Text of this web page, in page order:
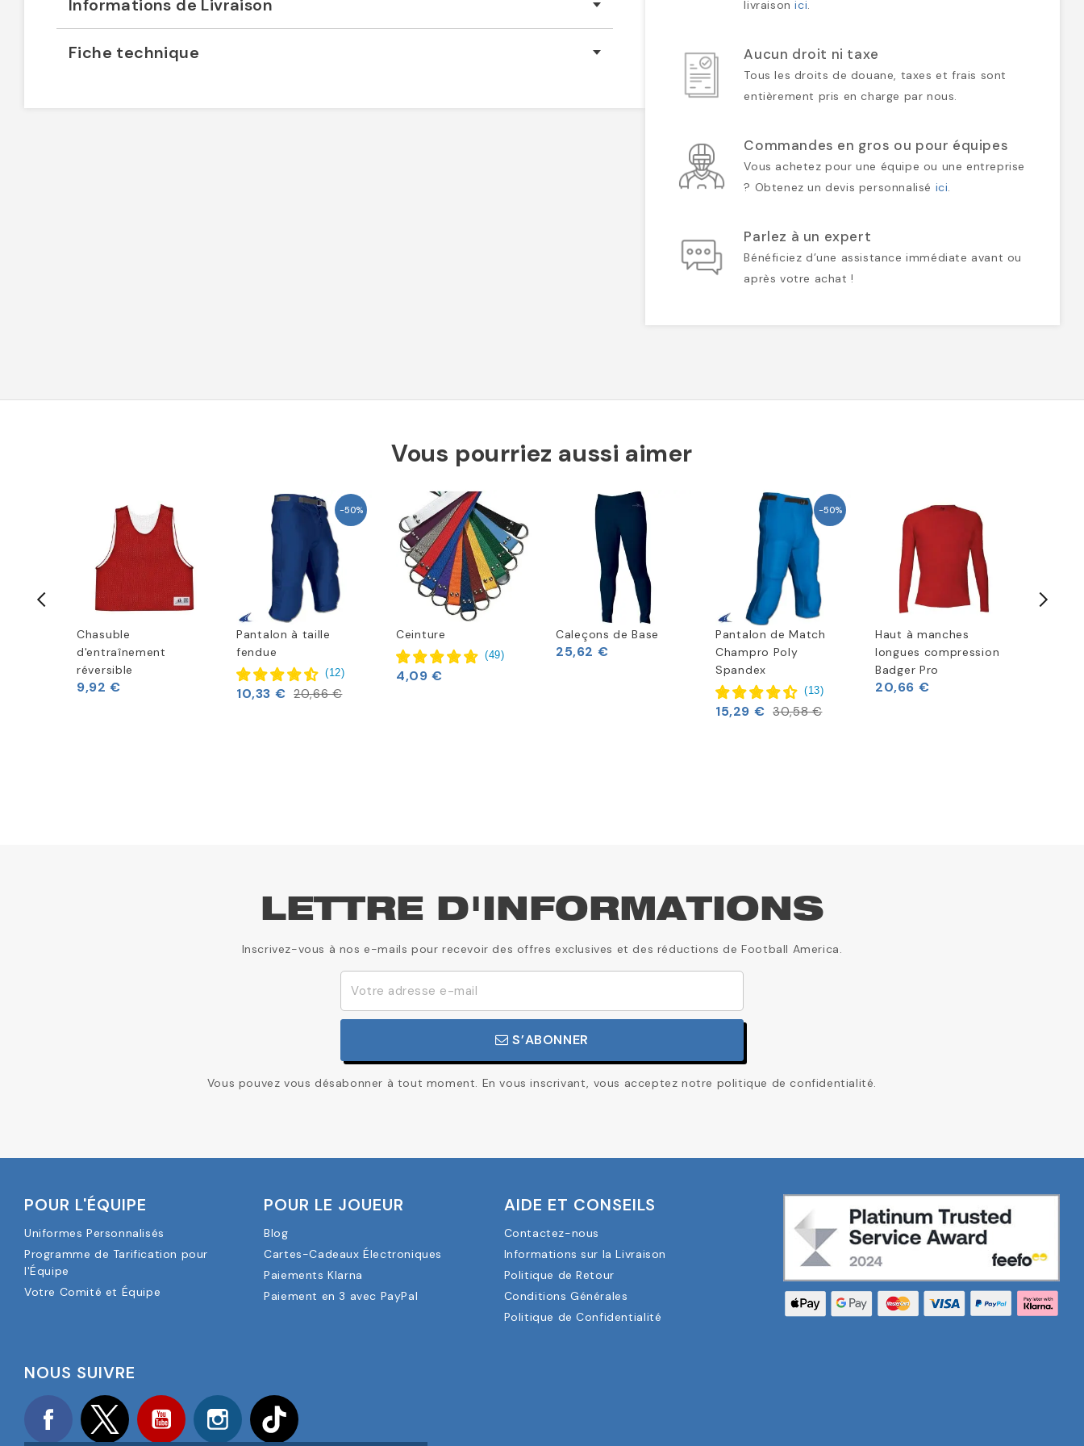
Informations de Livraison
Fiche technique
livraisonici.
Aucun droit ni taxe
Tous les droits de douane, taxes et frais sont
entièrement pris en charge par nous.
Commandes en gros ou pour équipes
Vous achetez pour une équipe ou une entreprise
? Obtenez un devis personnalisé ici.
Parlez à un expert
Bénéficiez d’une assistance immédiate avant ou
après votre achat !
Vous pourriez aussi aimer
Chasuble
d'entraînement
réversible
9,92 €
-50%
Pantalon à taille
fendue
(12)
10,33 € 20,66 €
Ceinture
(49)
4,09 €
Caleçons de Base
25,62 €
-50%
Pantalon de Match
Champro Poly
Spandex
(13)
15,29 € 30,58 €
Haut à manches
longues compression
Badger Pro
20,66 €
LETTRE D'INFORMATIONS
Inscrivez-vous à nos e-mails pour recevoir des offres exclusives et des réductions de Football America.
S’ABONNER
Vous pouvez vous désabonner à tout moment. En vous inscrivant, vous acceptez notre politique de confidentialité.
POUR L'ÉQUIPE
Uniformes Personnalisés
Programme de Tarification pour
l'Équipe
Votre Comité et Équipe
POUR LE JOUEUR
Blog
Cartes-Cadeaux Électroniques
Paiements Klarna
Paiement en 3 avec PayPal
AIDE ET CONSEILS
Contactez-nous
Informations sur la Livraison
Politique de Retour
Conditions Générales
Politique de Confidentialité
NOUS SUIVRE
Facebook Twitter YouTube Instagram